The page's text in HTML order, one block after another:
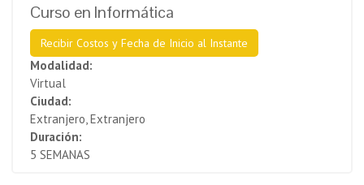
Curso en Informática
Recibir Costos y Fecha de Inicio al Instante
Modalidad:
Virtual
Ciudad:
Extranjero, Extranjero
Duración:
5 SEMANAS